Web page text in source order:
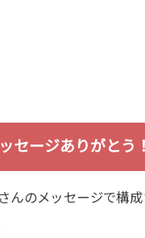
セージありがとう！
んのメッセージで構成